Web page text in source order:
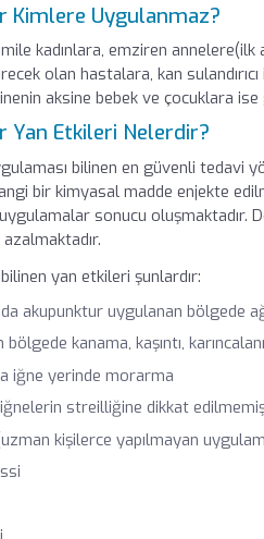
Kimlere Uygulanmaz?
kadınlara, emziren annelere(ilk
olan hastalara, kan
aksine bebek ve çocuklara
Yan Etkileri Nelerdir?
bilinen en güvenli tedavi
bir kimyasal madde enjekte
uygulamalar sonucu
yan etkileri şunlardır:
akupunktur uygulanan bölgede
bölgede kanama, kaşıntı,
iğne yerinde morarma
streilliğine dikkat
kişilerce yapılmayan